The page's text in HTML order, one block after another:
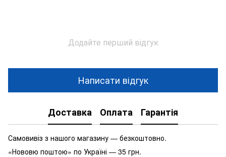
Додайте перший відгук
Написати відгук
Доставка Оплата Гарантія
Самовивіз з нашого магазину — безкоштовно.
«Нововю поштою» по Україні — 35 грн.